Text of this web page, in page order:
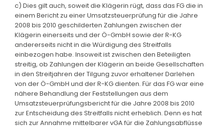
c) Dies gilt auch, soweit die Klägerin rügt, dass das FG die in
einem Bericht zu einer Umsatzsteuerprüfung für die Jahre
2008 bis 2010 geschilderten Zahlungen zwischen der
Klägerin einerseits und der Ö-GmbH sowie der R-KG
andererseits nicht in die Würdigung des Streitfalls
einbezogen habe. Insoweit ist zwischen den Beteiligten
streitig, ob Zahlungen der Klägerin an beide Gesellschaften
in den Streitjahren der Tilgung zuvor erhaltener Darlehen
von der Ö-GmbH und der R-KG dienten. Für das FG war eine
nähere Behandlung der Feststellungen aus dem
Umsatzsteuerprüfungsbericht für die Jahre 2008 bis 2010
zur Entscheidung des Streitfalls nicht erheblich. Denn es hat
sich zur Annahme mittelbarer vGA für die Zahlungsabflüsse